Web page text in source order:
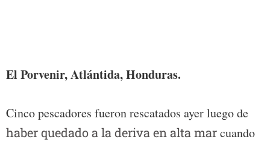
El Porvenir, Atlántida, Honduras.
Cinco pescadores fueron rescatados ayer luego de
haber quedado a la deriva en alta marcuando